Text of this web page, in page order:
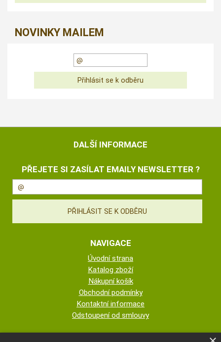
NOVINKY MAILEM
DALŠÍ INFORMACE
PŘEJETE SI ZASÍLAT EMAILY NEWSLETTER ?
NAVIGACE
Úvodní strana
Katalog zboží
Nákupní košík
Obchodní podmínky
Kontaktní informace
Odstoupení od smlouvy
ESHOP PROVOZUJE